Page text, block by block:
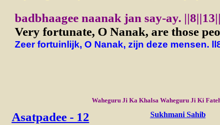
badbhaagee naanak jan say-ay.
Very fortunate, O Nanak, are those
Zeer fortuinlijk, O Nanak, zijn deze mensen.
Waheguru Ji Ka Khalsa Waheguru Ji Ki
Asatpadee - 12 Sukhmani Sahib